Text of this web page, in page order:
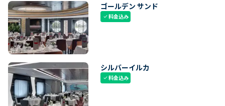
ゴールデン サンド
check料金込み
シルバーイルカ
check料金込み